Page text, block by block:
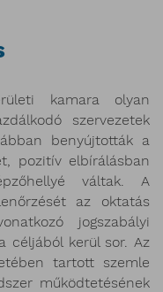
kamara olyan
szervezetek
benyújtották a
pozitív elbírálásban
váltak. A
az oktatás
jogszabályi
céljából kerül sor. Az
tartott szemle
működtetésének